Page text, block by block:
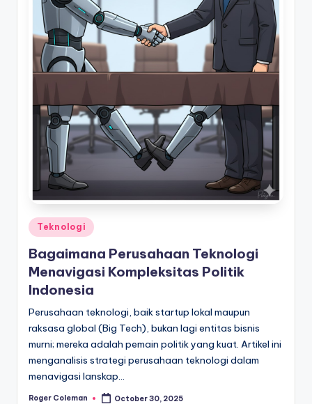
Posted
in
Teknologi
Bagaimana Perusahaan Teknologi
Menavigasi Kompleksitas Politik
Indonesia
Perusahaan teknologi, baik startup lokal maupun
raksasa global (Big Tech), bukan lagi entitas bisnis
murni; mereka adalah pemain politik yang kuat. Artikel ini
menganalisis strategi perusahaan teknologi dalam
menavigasi lanskap…
Posted
Roger Coleman October 30, 2025